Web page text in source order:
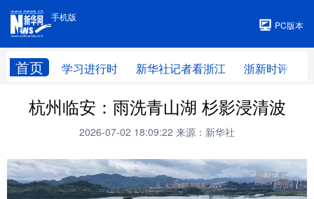
手机版
PC版本
首页 学习进行时 新华社记者看浙江 浙新时评
手机版
杭州临安：雨洗青山湖 杉影浸清波
2026-07-02 18:09:22 来源：新华社